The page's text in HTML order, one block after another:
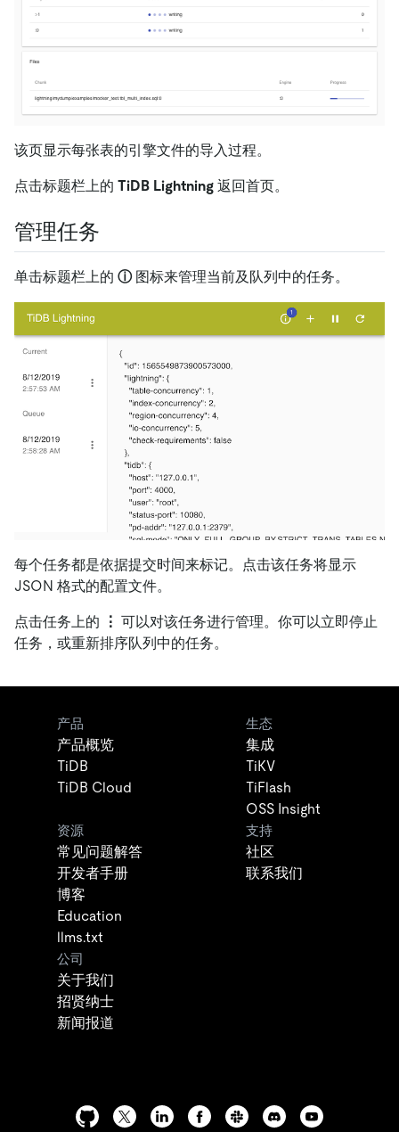
该页显示每张表的引擎文件的导入过程。
点击标题栏上的 TiDB Lightning 返回首页。
管理任务
单击标题栏上的 ⓘ图标来管理当前及队列中的任务。
每个任务都是依据提交时间来标记。点击该任务将显示
JSON 格式的配置文件。
点击任务上的 ⋮ 可以对该任务进行管理。你可以立即停止
任务，或重新排序队列中的任务。
产品
产品概览
TiDB
TiDB Cloud
生态
集成
TiKV
TiFlash
OSS Insight
资源
常见问题解答
开发者手册
博客
Education
llms.txt
支持
社区
联系我们
公司
关于我们
招贤纳士
新闻报道